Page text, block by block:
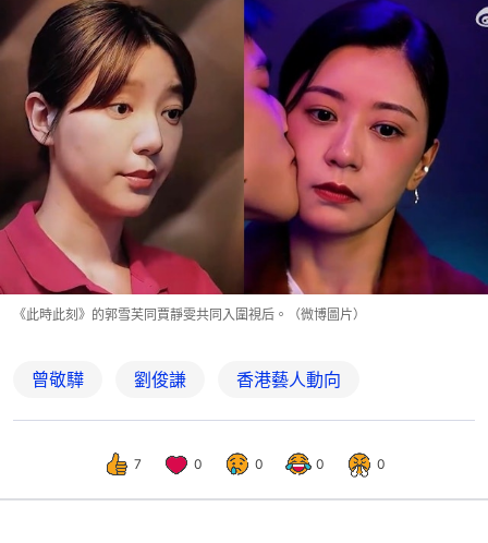
《此時此刻》的郭雪芙同賈靜雯共同入圍視后。（微博圖片）
曾敬驊 劉俊謙 香港藝人動向
7 0 0 0 0